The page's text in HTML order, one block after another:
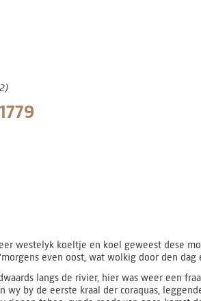
westelyk koeltje en koel geweest dese
even oost, wat wolkig door den dag
langs de rivier, hier was weer een
wy by de eerste kraal der coraquas,